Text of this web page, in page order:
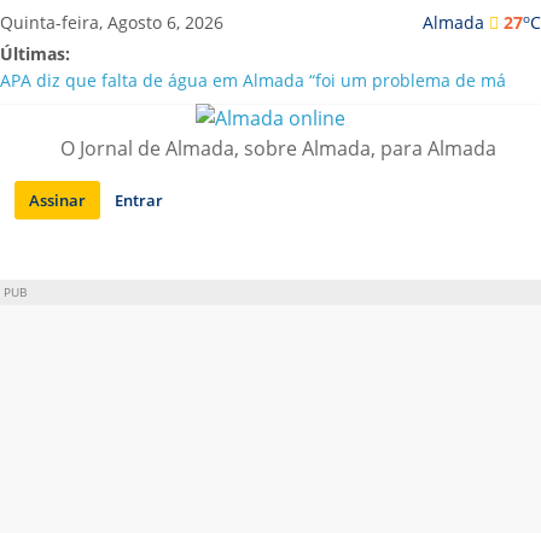
Saltar
para
conteúdo
Almada 27oC
Quinta-feira, Agosto 6, 2026
Últimas:
APA diz que falta de água em Almada “foi um problema de má
Laranjeiro | Cultura pop asiática invade a Casa Amarela
Ponte 25 de Abril celebra 60 anos com programa cultural entre
Lisboa e Almada
Situação de alerta em Almada renovada até final de Agosto
O Jornal de Almada, sobre Almada, para Almada
Assinar Entrar
PUB